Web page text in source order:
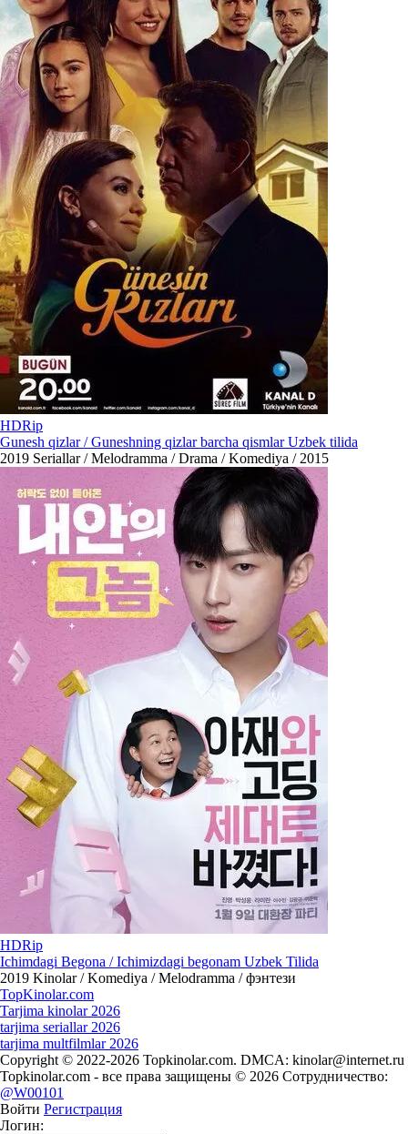
HDRip
Gunesh qizlar / Guneshning qizlar barcha qismlar Uzbek tilida
2019 Seriallar / Melodramma / Drama / Komediya / 2015
HDRip
Ichimdagi Begona / Ichimizdagi begonam Uzbek Tilida
2019 Kinolar / Komediya / Melodramma / фэнтези
TopKinolar.com
Tarjima kinolar 2026
tarjima seriallar 2026
tarjima multfilmlar 2026
Copyright © 2022-2026 Topkinolar.com. DMCA: kinolar@internet.ru
Topkinolar.com - все права защищены © 2026 Сотрудничество:
@W00101
Войти Регистрация
Логин: